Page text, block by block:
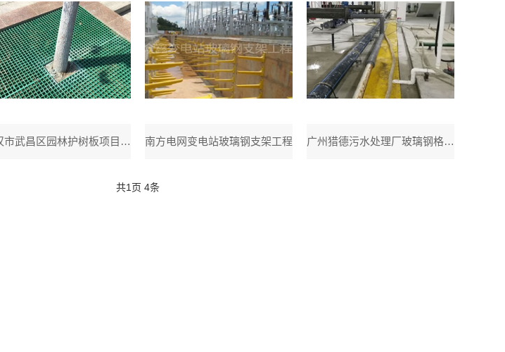
武汉市武昌区园林护树板项目工程 南方电网变电站玻璃钢支架工程 广州猎德污水处理厂玻璃钢格栅盖板工程
共1 页 4条